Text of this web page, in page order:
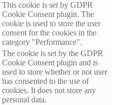
This cookie is set by GDPR
Cookie Consent plugin. The
cookie is used to store the user
consent for the cookies in the
category "Performance".
The cookie is set by the GDPR
Cookie Consent plugin and is
used to store whether or not user
has consented to the use of
cookies. It does not store any
personal data.